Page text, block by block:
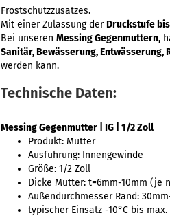
Frostschutzzusatzes.
Mit einer Zulassung derDruckstufe
Bei unseren Messing Gegenmuttern,
Sanitär, Bewässerung,
werden kann.
Technische Daten:
Messing Gegenmutter | IG | 1/2 Zoll
Produkt: Mutter
Ausführung: Innengewinde
Größe: 1/2 Zoll
Dicke Mutter: t=6mm-10mm (je
Außendurchmesser Rand:
typischer Einsatz -10°C bis max.